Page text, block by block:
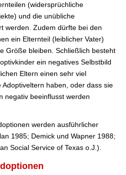
(widersprüchliche
und die unübliche
werden. Zudem dürfte bei den
ein Elternteil (leiblicher Vater)
Größe bleiben. Schließlich besteht
ein negatives Selbstbild
Eltern einen sehr viel
haben, oder dass sie
negativ beeinflusst werden
werden ausführlicher
1985; Demick und Wapner 1988;
Social Service of Texas o.J.).